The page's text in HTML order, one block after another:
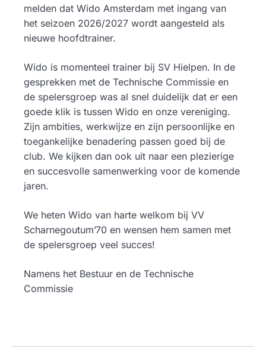
melden dat Wido Amsterdam met ingang van
het seizoen 2026/2027 wordt aangesteld als
nieuwe hoofdtrainer.
Wido is momenteel trainer bij SV Hielpen. In de
gesprekken met de Technische Commissie en
de spelersgroep was al snel duidelijk dat er een
goede klik is tussen Wido en onze vereniging.
Zijn ambities, werkwijze en zijn persoonlijke en
toegankelijke benadering passen goed bij de
club. We kijken dan ook uit naar een plezierige
en succesvolle samenwerking voor de komende
jaren.
We heten Wido van harte welkom bij VV
Scharnegoutum’70 en wensen hem samen met
de spelersgroep veel succes!
Namens het Bestuur en de Technische
Commissie